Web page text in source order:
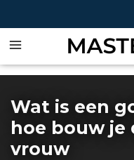
Wat is een
hoe bouw je
vrouw